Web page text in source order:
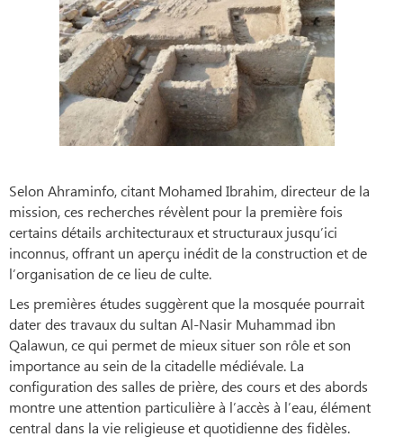
Selon Ahraminfo, citant Mohamed Ibrahim, directeur de la
mission, ces recherches révèlent pour la première fois
certains détails architecturaux et structuraux jusqu’ici
inconnus, offrant un aperçu inédit de la construction et de
l’organisation de ce lieu de culte.
Les premières études suggèrent que la mosquée pourrait
dater des travaux du sultan Al-Nasir Muhammad ibn
Qalawun, ce qui permet de mieux situer son rôle et son
importance au sein de la citadelle médiévale. La
configuration des salles de prière, des cours et des abords
montre une attention particulière à l’accès à l’eau, élément
central dans la vie religieuse et quotidienne des fidèles.